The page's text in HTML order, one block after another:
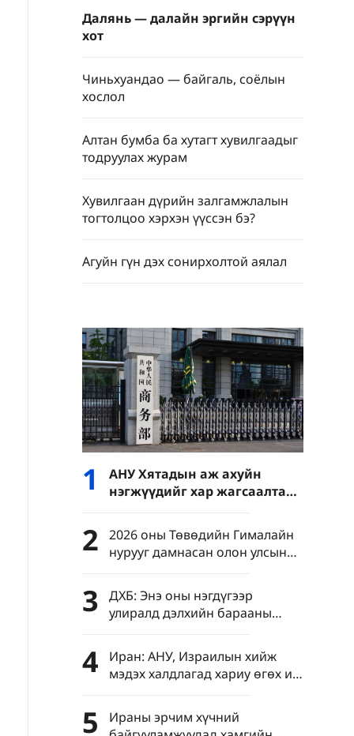
Далянь — далайн эргийн сэрүүн
хот
Чиньхуандао — байгаль, соёлын
хослол
Алтан бумба ба хутагт хувилгаадыг
тодруулах журам
Хувилгаан дүрийн залгамжлалын
тогтолцоо хэрхэн үүссэн бэ?
Агуйн гүн дэх сонирхолтой аялал
1
АНУ Хятадын аж ахуйн
нэгжүүдийг хар жагсаалтад
оруулсанд Хятадын ХЯ байр
сууриа илэрхийлэв
2
2026 оны Төвөдийн Гималайн
нурууг дамнасан олон улсын
авто замын дугуйн VII
уралдаан эхэллээ
3
ДХБ: Энэ оны нэгдүгээр
улиралд дэлхийн барааны
худалдааны өсөлт төсөөлснөөс
өндөр гарав
4
Иран: АНУ, Израилын хийж
мэдэх халдлагад хариу өгөх иж
бүрэн төлөвлөгөө
боловсруулсан
5
Ираны эрчим хүчний